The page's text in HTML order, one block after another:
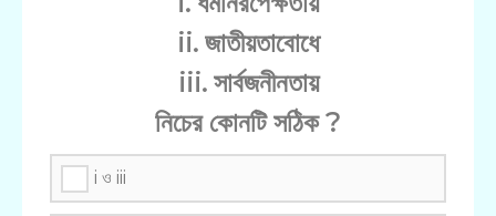
ii. জাতীয়তাবোধে
iii. সার্বজনীনতায়
নিচের কোনটি সঠিক ?
i ও iii